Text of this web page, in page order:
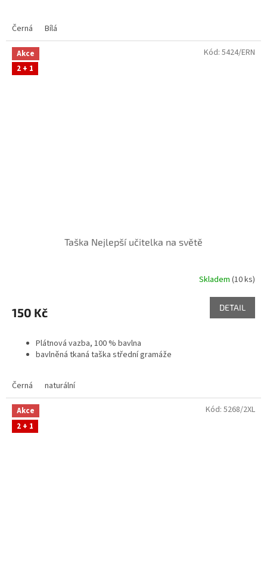
Černá Bílá
Akce
2 + 1
Taška Nejlepší učitelka na světě
Skladem (10 ks)
150 Kč DETAIL
Plátnová vazba, 100 % bavlna
bavlněná tkaná taška střední gramáže
Černá naturální
Kód: 5424/ERN
Akce
2 + 1
Kód: 5268/2XL